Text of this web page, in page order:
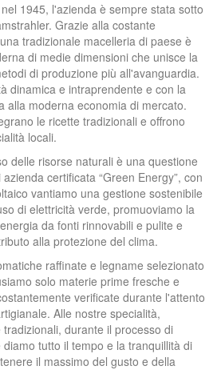
1945, l'azienda è sempre stata sotto
Grazie alla costante
tradizionale macelleria di paese è
di medie dimensioni che unisce la
di produzione più all'avanguardia.
dinamica e intraprendente e con la
alla moderna economia di mercato.
le ricette tradizionali e offrono
locali.
delle risorse naturali è una questione
certificata “Green Energy”, con
vantiamo una gestione sostenibile
di elettricità verde, promuoviamo la
da fonti rinnovabili e pulite e
alla protezione del clima.
raffinate e legname selezionato
solo materie prime fresche e
verificate durante l'attento
Alle nostre specialità,
durante il processo di
tutto il tempo e la tranquillità di
il massimo del gusto e della